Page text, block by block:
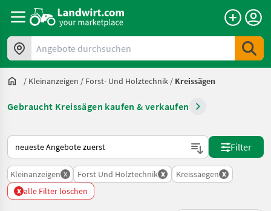
Angebote durchsuchen
/ Kleinanzeigen / Forst- Und Holztechnik / Kreissägen
Gebraucht Kreissägen kaufen & verkaufen
So wird auf Landwirt.com sortiert
Filter
Kleinanzeigen x Forst Und Holztechnik x Kreissaegen x
x alle Filter löschen